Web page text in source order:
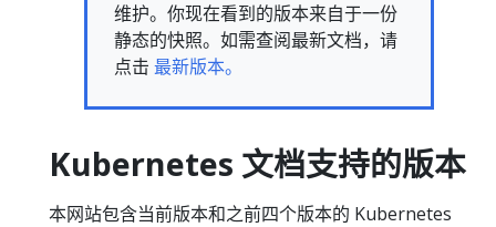
维护。你现在看到的版本来自于一份
静态的快照。如需查阅最新文档，请
点击 最新版本。
Kubernetes 文档支持的版本
本网站包含当前版本和之前四个版本的 Kubernetes